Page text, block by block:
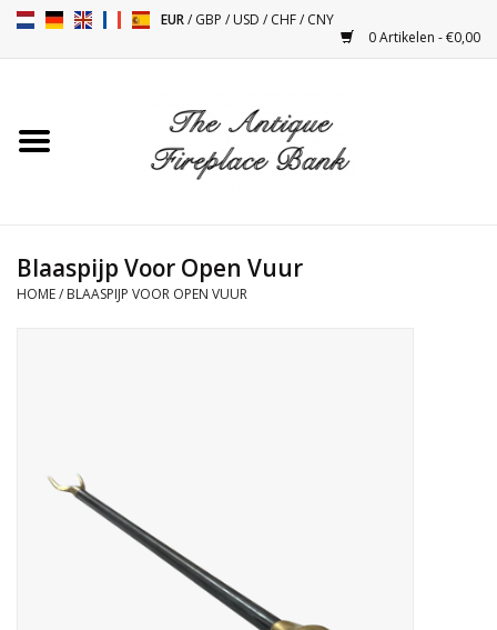
EUR/GBP /USD /CHF/CNY
0 Artikelen - €0,00
Toebehoren
Objecten
Decoratieve Outdoor
Blaaspijp Voor Open Vuur
HOME/ BLAASPIJP VOOR OPEN VUUR